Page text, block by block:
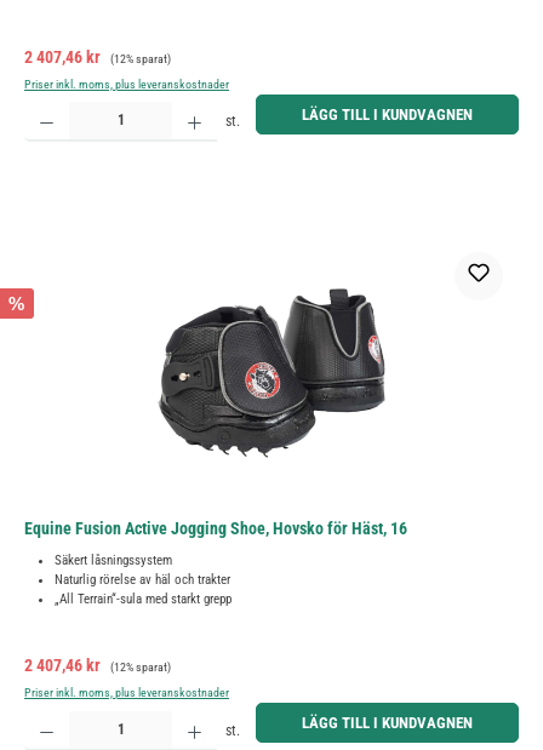
Försäljningspris:
2 407,46 kr Ordinarie pris:
(12% sparat)
Priser inkl. moms, plus leveranskostnader
Produktkvantitet: Ange önskat belopp eller använd knapparna för att öka eller minska kvantiteten.
st. LÄGG TILL I KUNDVAGNEN
%
Equine Fusion Active Jogging Shoe, Hovsko för Häst, 16
Säkert låsningssystem
Naturlig rörelse av häl och trakter
„All Terrain“-sula med starkt grepp
Försäljningspris:
2 407,46 kr Ordinarie pris:
(12% sparat)
Priser inkl. moms, plus leveranskostnader
Produktkvantitet: Ange önskat belopp eller använd knapparna för att öka eller minska kvantiteten.
st. LÄGG TILL I KUNDVAGNEN